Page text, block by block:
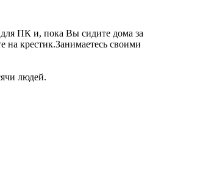
ПК и, пока Вы сидите дома за
крестик.Занимаетесь своими
людей.